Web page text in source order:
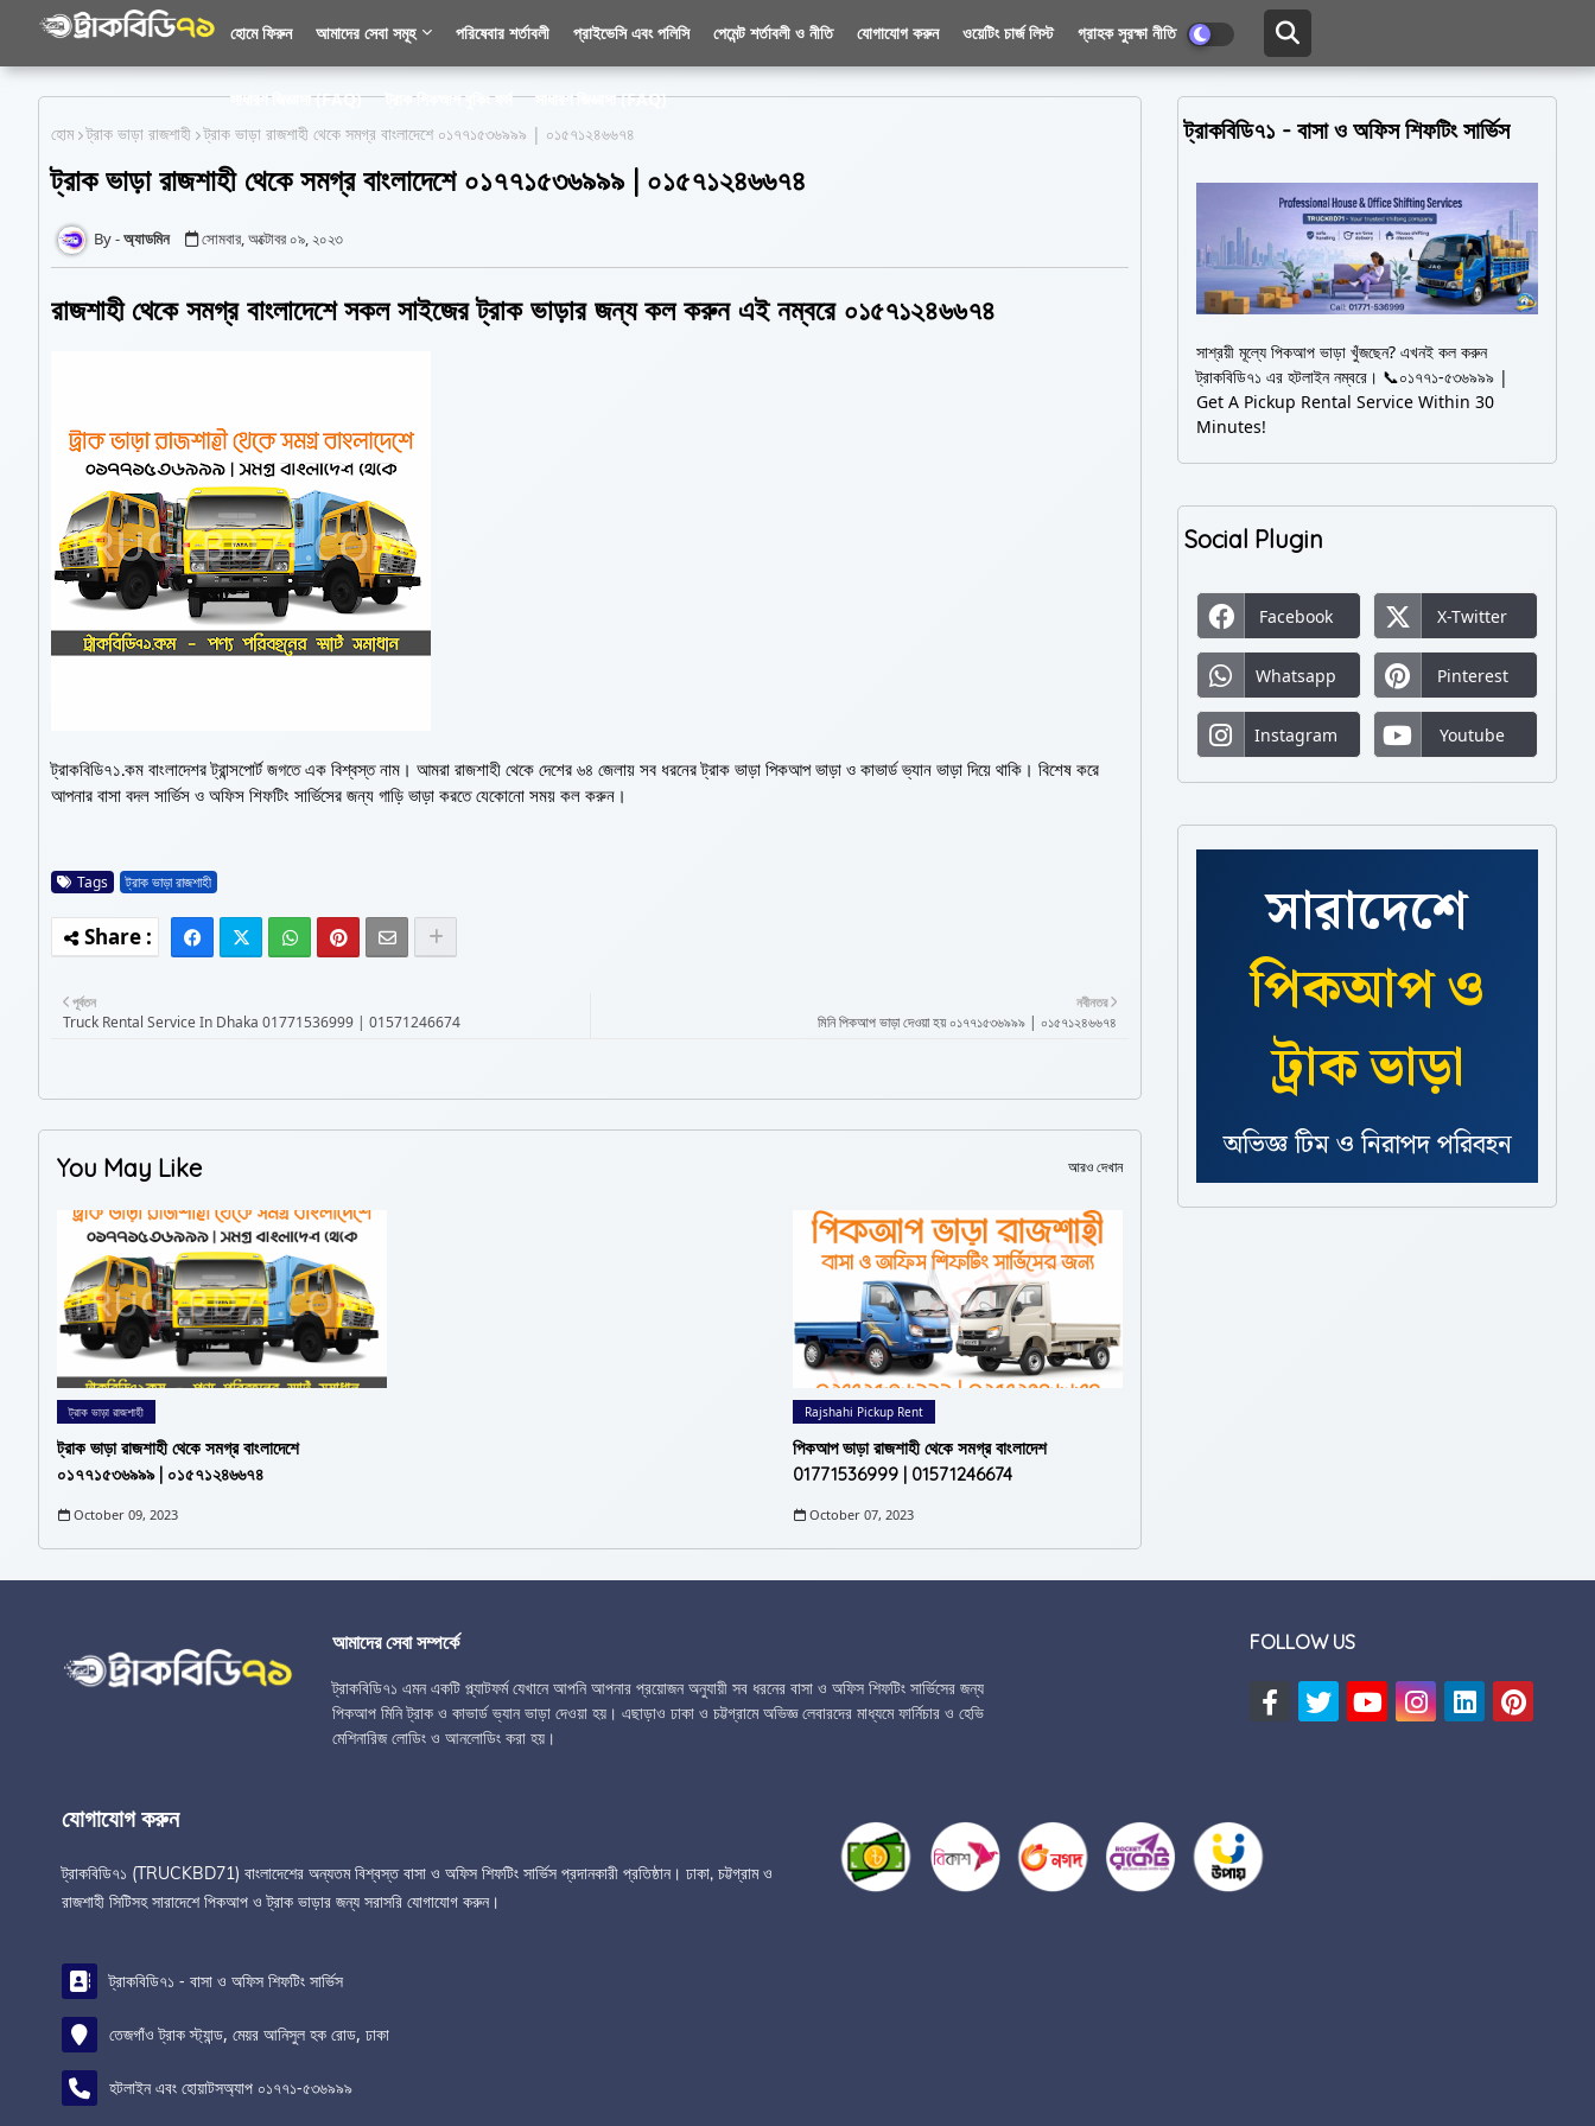
হোমে ফিরুন আমাদের সেবা সমূহ পরিষেবার শর্তাবলী প্রাইভেসি এবং পলিসি পেমেন্ট শর্তাবলী ও নীতি যোগাযোগ করুন ওয়েটিং চার্জ লিস্ট গ্রাহক সুরক্ষা নীতি
সাধারণ জিজ্ঞাসা (FAQ) ট্রাক পিকআপ বুকিং ফর্ম
সাধারণ জিজ্ঞাসা (FAQ)
হোম ট্রাক ভাড়া রাজশাহী ট্রাক ভাড়া রাজশাহী থেকে সমগ্র বাংলাদেশে ০১৭৭১৫৩৬৯৯৯ | ০১৫৭১২৪৬৬৭৪
ট্রাক ভাড়া রাজশাহী থেকে সমগ্র বাংলাদেশে ০১৭৭১৫৩৬৯৯৯ | ০১৫৭১২৪৬৬৭৪
অ্যাডমিন সোমবার, অক্টোবর ০৯, ২০২৩
রাজশাহী থেকে সমগ্র বাংলাদেশে সকল সাইজের ট্রাক ভাড়ার জন্য কল করুন এই নম্বরে ০১৫৭১২৪৬৬৭৪
ট্রাকবিডি৭১.কম বাংলাদেশর ট্রান্সপোর্ট জগতে এক বিশ্বস্ত নাম। আমরা রাজশাহী থেকে দেশের ৬৪ জেলায় সব ধরনের ট্রাক ভাড়া পিকআপ ভাড়া ও কাভার্ড ভ্যান ভাড়া দিয়ে থাকি। বিশেষ করে
আপনার বাসা বদল সার্ভিস ও অফিস শিফটিং সার্ভিসের জন্য গাড়ি ভাড়া করতে যেকোনো সময় কল করুন।
Tags ট্রাক ভাড়া রাজশাহী
নবীনতর
মিনি পিকআপ ভাড়া দেওয়া হয় ০১৭৭১৫৩৬৯৯৯ | ০১৫৭১২৪৬৬৭৪
পূর্বতন
Truck Rental Service In Dhaka 01771536999 | 01571246674
You May Like আরও দেখান
ট্রাক ভাড়া রাজশাহী
ট্রাক ভাড়া রাজশাহী থেকে সমগ্র বাংলাদেশে
০১৭৭১৫৩৬৯৯৯ | ০১৫৭১২৪৬৬৭৪
October 09, 2023
Rajshahi Pickup Rent
পিকআপ ভাড়া রাজশাহী থেকে সমগ্র বাংলাদেশ
01771536999 | 01571246674
October 07, 2023
ট্রাকবিডি৭১ - বাসা ও অফিস শিফটিং সার্ভিস
সাশ্রয়ী মূল্যে পিকআপ ভাড়া খুঁজছেন? এখনই কল করুন
ট্রাকবিডি৭১ এর হটলাইন নম্বরে। 📞০১৭৭১-৫৩৬৯৯৯ |
Get A Pickup Rental Service Within 30
Minutes!
Social Plugin
Facebook X-Twitter
Whatsapp Pinterest
Instagram Youtube
সারাদেশে
পিকআপ ও
ট্রাক ভাড়া
অভিজ্ঞ টিম ও নিরাপদ পরিবহন
ব্যবস্থা
আমাদের সেবা সম্পর্কে
ট্রাকবিডি৭১ এমন একটি প্ল্যাটফর্ম যেখানে আপনি আপনার প্রয়োজন অনুযায়ী সব ধরনের বাসা ও অফিস শিফটিং সার্ভিসের জন্য
পিকআপ মিনি ট্রাক ও কাভার্ড ভ্যান ভাড়া দেওয়া হয়। এছাড়াও ঢাকা ও চট্টগ্রামে অভিজ্ঞ লেবারদের মাধ্যমে ফার্নিচার ও হেভি
মেশিনারিজ লোডিং ও আনলোডিং করা হয়।
FOLLOW US
যোগাযোগ করুন
ট্রাকবিডি৭১ (TRUCKBD71) বাংলাদেশের অন্যতম বিশ্বস্ত বাসা ও অফিস শিফটিং সার্ভিস প্রদানকারী প্রতিষ্ঠান। ঢাকা, চট্টগ্রাম ও
রাজশাহী সিটিসহ সারাদেশে পিকআপ ও ট্রাক ভাড়ার জন্য সরাসরি যোগাযোগ করুন।
ট্রাকবিডি৭১ - বাসা ও অফিস শিফটিং সার্ভিস
তেজগাঁও ট্রাক স্ট্যান্ড, মেয়র আনিসুল হক রোড, ঢাকা
হটলাইন এবং হোয়াটসঅ্যাপ ০১৭৭১-৫৩৬৯৯৯